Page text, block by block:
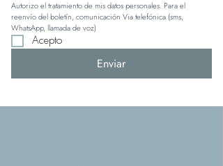
Autorizo el tratamiento de mis datos personales. Para el
reenvío del boletín, comunicación Via telefónica (sms,
WhatsApp, llamada de voz)
Acepto
Enviar